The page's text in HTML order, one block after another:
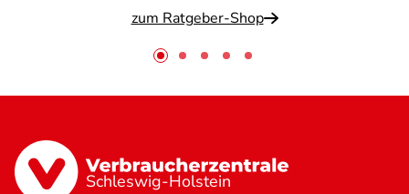
zum Ratgeber-Shop
Schleswig-Holstein